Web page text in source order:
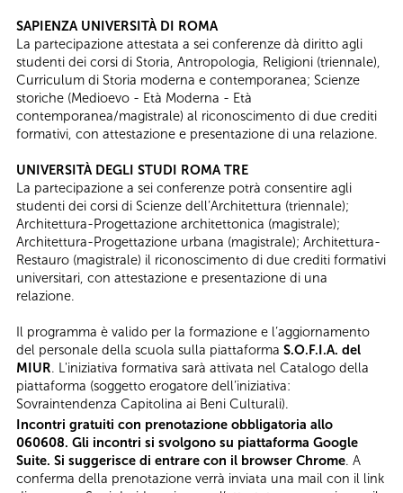
SAPIENZA UNIVERSITÀ DI ROMA
La partecipazione attestata a sei conferenze dà diritto agli
studenti dei corsi di Storia, Antropologia, Religioni (triennale),
Curriculum di Storia moderna e contemporanea; Scienze
storiche (Medioevo - Età Moderna - Età
contemporanea/magistrale) al riconoscimento di due crediti
formativi, con attestazione e presentazione di una relazione.
UNIVERSITÀ DEGLI STUDI ROMA TRE
La partecipazione a sei conferenze potrà consentire agli
studenti dei corsi di Scienze dell’Architettura (triennale);
Architettura-Progettazione architettonica (magistrale);
Architettura-Progettazione urbana (magistrale); Architettura-
Restauro (magistrale) il riconoscimento di due crediti formativi
universitari, con attestazione e presentazione di una
relazione.
Il programma è valido per la formazione e l’aggiornamento
del personale della scuola sulla piattaforma S.O.F.I.A. del
MIUR. L'iniziativa formativa sarà attivata nel Catalogo della
piattaforma (soggetto erogatore dell’iniziativa:
Sovraintendenza Capitolina ai Beni Culturali).
Incontri gratuiti con prenotazione obbligatoria allo
060608. Gli incontri si svolgono su piattaforma Google
Suite. Si suggerisce di entrare con il browser Chrome. A
conferma della prenotazione verrà inviata una mail con il link